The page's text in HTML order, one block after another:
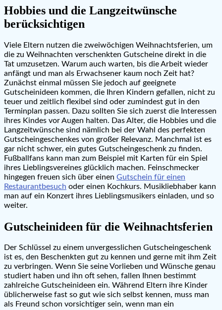
Hobbies und die Langzeitwünsche
berücksichtigen
Viele Eltern nutzen die zweiwöchigen Weihnachtsferien, um
die zu Weihnachten verschenkten Gutscheine direkt in die
Tat umzusetzen. Warum auch warten, bis die Arbeit wieder
anfängt und man als Erwachsener kaum noch Zeit hat?
Zunächst einmal müssen Sie jedoch auf geeignete
Gutscheinideen kommen, die Ihren Kindern gefallen, nicht zu
teuer und zeitlich flexibel sind oder zumindest gut in den
Terminplan passen. Dazu sollten Sie sich zuerst die Interessen
ihres Kindes vor Augen halten. Das Alter, die Hobbies und die
Langzeitwünsche sind nämlich bei der Wahl des perfekten
Gutscheingeschenkes von großer Relevanz. Manchmal ist es
gar nicht schwer, ein gutes Gutscheingeschenk zu finden.
Fußballfans kann man zum Beispiel mit Karten für ein Spiel
ihres Lieblingsvereines glücklich machen. Feinschmecker
hingegen freuen sich über einen Gutschein für einen
Restaurantbesuch oder einen Kochkurs. Musikliebhaber kann
man auf ein Konzert ihres Lieblingsmusikers einladen, und so
weiter.
Gutscheinideen für die Weihnachtsferien
Der Schlüssel zu einem unvergesslichen Gutscheingeschenk
ist es, den Beschenkten gut zu kennen und gerne mit ihm Zeit
zu verbringen. Wenn Sie seine Vorlieben und Wünsche genau
studiert haben und ihn oft sehen, fallen Ihnen bestimmt
zahlreiche Gutscheinideen ein. Während Eltern ihre Kinder
üblicherweise fast so gut wie sich selbst kennen, muss man
als Freund schon vorsichtiger sein, wenn man ein